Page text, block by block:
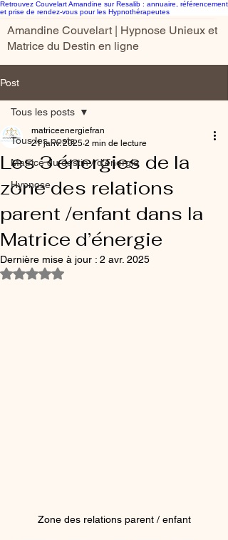
Retrouvez Couvelart Amandine sur Resalib : annuaire, référencement
et prise de rendez-vous pour les Hypnothérapeutes
Amandine Couvelart | Hypnose Unieux et
Matrice du Destin en ligne
Post
Tous les posts
Matrice du destin / d'énergie
Hypnose
Tous les posts
Les 3 énergies de la
zone des relations
parent /enfant dans la
Matrice d’énergie
matriceenergiefran
21 janv. 2025 2 min de lecture
Dernière mise à jour : 2 avr. 2025
Noté NaN étoiles sur 5.
Zone des relations parent / enfant